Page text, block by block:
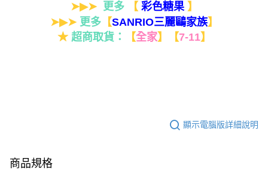
➤▶➤ 更多 【 彩色糖果 】
➤▶➤ 更多【SANRIO三麗鷗家族】
★ 超商取貨： 【全家】 【7-11】
顯示電腦版詳細說明
商品規格